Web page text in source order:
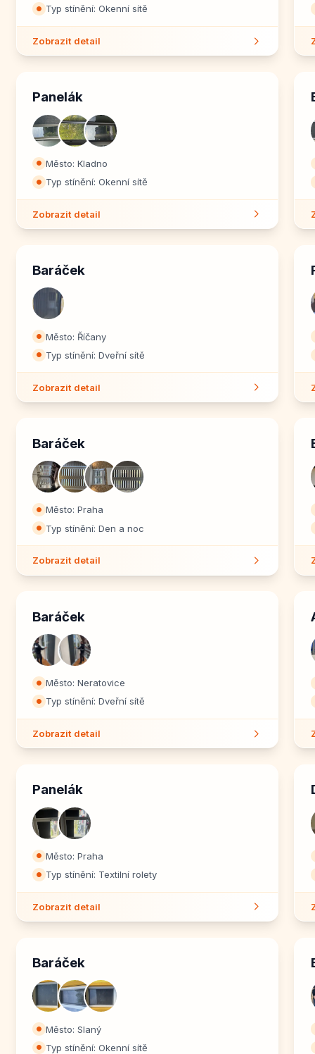
⏺ Typ stínění: Okenní sítě
Zobrazit detail
Panelák
⏺ Město: Kladno
⏺ Typ stínění: Okenní sítě
Zobrazit detail
Baráček
⏺ Město: Říčany
⏺ Typ stínění: Dveřní sítě
Zobrazit detail
Baráček
⏺ Město: Praha
⏺ Typ stínění: Den a noc
Zobrazit detail
Baráček
⏺ Město: Neratovice
⏺ Typ stínění: Dveřní sítě
Zobrazit detail
Panelák
⏺ Město: Praha
⏺ Typ stínění: Textilní rolety
Zobrazit detail
Baráček
⏺ Město: Slaný
⏺ Typ stínění: Okenní sítě